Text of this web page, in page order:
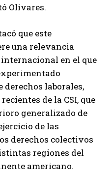
Olivares.
que este
una relevancia
en el que
derechos laborales,
de la CSI, que
generalizado de
de las
derechos colectivos
regiones del
americano.